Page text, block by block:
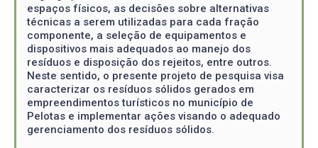
espaços físicos, as decisões sobre alternativas
técnicas a serem utilizadas para cada fração
componente, a seleção de equipamentos e
dispositivos mais adequados ao manejo dos
resíduos e disposição dos rejeitos, entre outros.
Neste sentido, o presente projeto de pesquisa visa
caracterizar os resíduos sólidos gerados em
empreendimentos turísticos no município de
Pelotas e implementar ações visando o adequado
gerenciamento dos resíduos sólidos.